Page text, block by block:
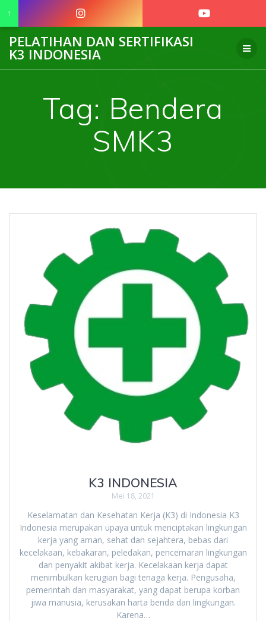
to
PELATIHAN DAN SERTIFIKASI
K3 INDONESIA
Tag: Bendera
SMK3
K3 INDONESIA
Mei 18, 2021
Keselamatan dan Kesehatan Kerja (K3) di Indonesia K3
Indonesia merupakan upaya untuk menciptakan lingkungan
kerja yang aman, sehat dan sejahtera, bebas dari
kecelakaan, kebakaran, peledakan, pencemaran lingkungan
dan penyakit akibat kerja. Kecelakaan kerja dapat
menimbulkan kerugian bagi tenaga kerja. Pengusaha,
pemerintah dan masyarakat, yang dapat berupa korban
jiwa manusia, kerusakan harta benda dan lingkungan.
Karena…
↑